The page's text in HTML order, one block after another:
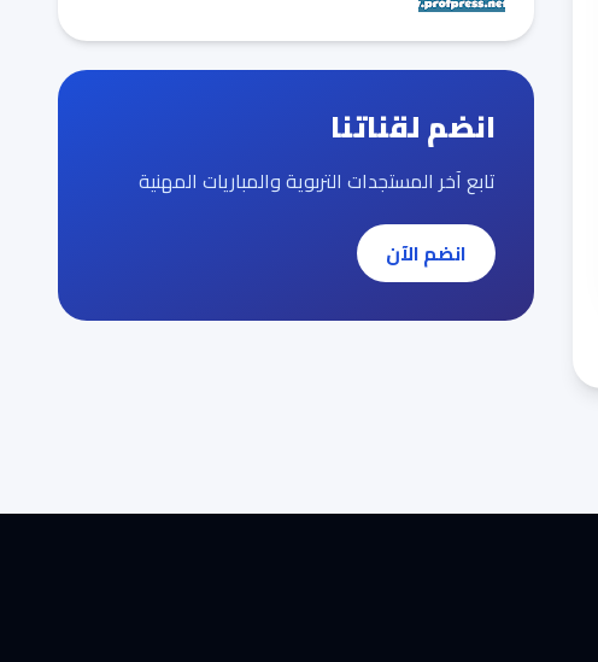
انضم لقناتنا
تابع آخر المستجدات التربوية والمباريات المهنية
انضم الآن